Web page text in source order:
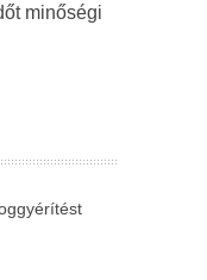
minőségi